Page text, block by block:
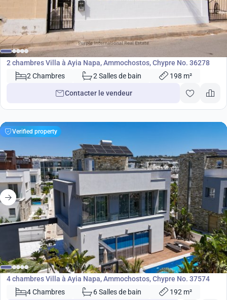
€460 000
Villa
2 chambres Villa à Ayia Napa, Ammochostos, Chypre No. 36278
2 Chambres
2 Salles de bain 198 m²
Contacter le vendeur
Verified property
980 000
Villa
4 chambres Villa à Ayia Napa, Ammochostos, Chypre No. 37574
4 Chambres
6 Salles de bain 192 m²